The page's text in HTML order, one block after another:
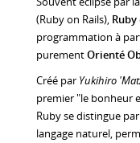
(Ruby on Rails), Ruby
programmation à
purementOrienté
Créé par Yukihiro
premier "le bonheur
Ruby se distingue
langage naturel,